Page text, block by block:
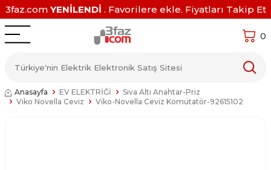
3faz.com YENİLENDİ . Favorilere ekle. Fiyatları Takip Et
0
Anasayfa EV ELEKTRİĞİ
Sıva Altı Anahtar-Priz
Viko Novella Ceviz
Viko-Novella Ceviz Komütatör-92615102